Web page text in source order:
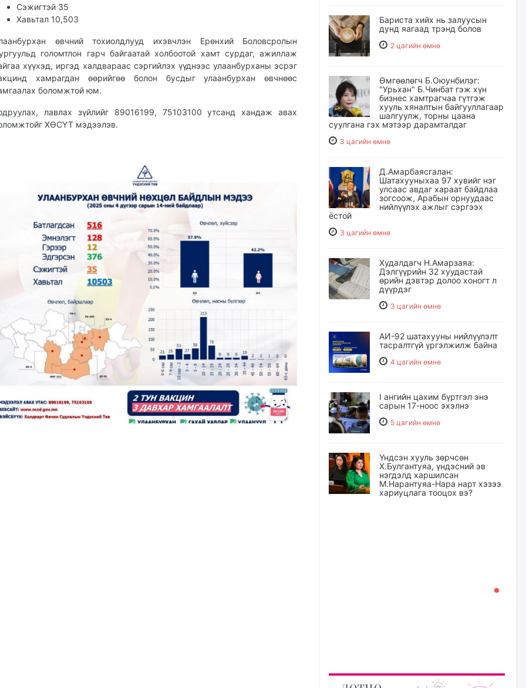
Сэжигтэй 35
Хавьтал 10,503
өвчний тохиолдлууд ихэвчлэн Ерөнхий Боловсролын
голомтлон гарч байгаатай холбоотой хамт сурдаг, ажиллаж
хүүхэд, иргэд халдвараас сэргийлэх үүднээс улаанбурханы эсрэг
хамрагдан өөрийгөө болон бусдыг улаанбурхан өвчнөөс
боломжтой юм.
лавлах зүйлийг 89016199, 75103100 утсанд хандаж авах
ХӨСҮТ мэдээлэв.
Бариста хийх нь залуусын
дунд яагаад трэнд болов
2 цагийн өмнө
Өмгөөлөгч Б.Оюунбилэг:
"Урьхан" Б.Чинбат гэж хүн
бизнес хамтрагчаа гүтгэж
хууль хяналтын байгууллагаар
шалгуулж, торны цаана
суулгана гэх мэтээр дарамталдаг
3 цагийн өмнө
Д.Амарбаясгалан:
Шатахууныхаа 97 хувийг нэг
улсаас авдаг хараат байдлаа
зогсоож, Арабын орнуудаас
нийлүүлэх ажлыг сэргээх
ёстой
3 цагийн өмнө
Худалдагч Н.Амарзаяа:
Дэлгүүрийн 32 хуудастай
өрийн дэвтэр долоо хоногт л
дүүрдэг
3 цагийн өмнө
АИ-92 шатахууны нийлүүлэлт
тасралтгүй үргэлжилж байна
4 цагийн өмнө
I ангийн цахим бүртгэл энэ
сарын 17-ноос эхэлнэ
5 цагийн өмнө
Үндсэн хууль зөрчсөн
Х.Булгантуяа, үндэсний эв
нэгдэлд харшилсан
М.Нарантуяа-Нара нарт хэзээ
хариуцлага тооцох вэ?